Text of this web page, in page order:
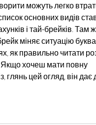
можуть легко
основних видів
і тай-брейків. Там
міняє ситуацію
як правильно читати
Якщо хочеш мати повну
глянь цей огляд, він дає